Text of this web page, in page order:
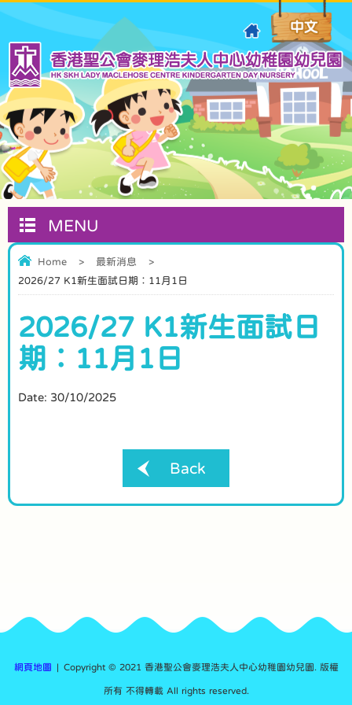
MENU
Home > 最新消息
>
2026/27 K1新生面試日期︰11月1日
2026/27 K1新生面試日
期︰11月1日
Date: 30/10/2025
Back
網頁地圖 | Copyright © 2021 香港聖公會麥理浩夫人中心幼稚園幼兒園. 版權
所有 不得轉載 All rights reserved.